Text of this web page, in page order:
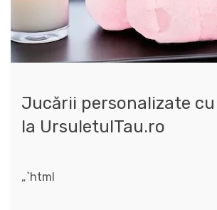
Jucării personalizate
la UrsuletulTau.ro
„`html